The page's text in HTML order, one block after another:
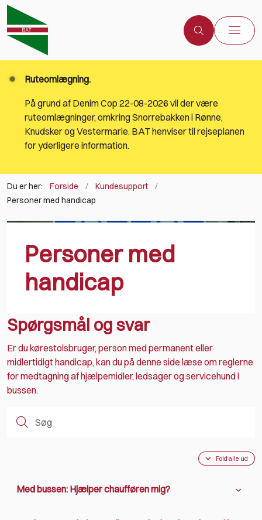
Ruteomlægning.
På grund af Denim Cop 22-08-2026 vil der være
ruteomlægninger, omkring Snorrebakken i Rønne,
Knudsker og Vestermarie. BAT henviser til rejseplanen
for yderligere information.
Du er her: Forside
Kundesupport
Personer med handicap
Personer med
handicap
Spørgsmål og svar
Er du kørestolsbruger, person med permanent eller
midlertidigt handicap, kan du på denne side læse om reglerne
for medtagning af hjælpemidler, ledsager og servicehund i
bussen.
Fold alle ud
Med bussen: Hjælper chaufføren mig?